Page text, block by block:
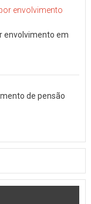
envolvimento em
de pensão